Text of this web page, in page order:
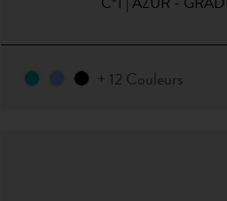
+ 12 Couleurs